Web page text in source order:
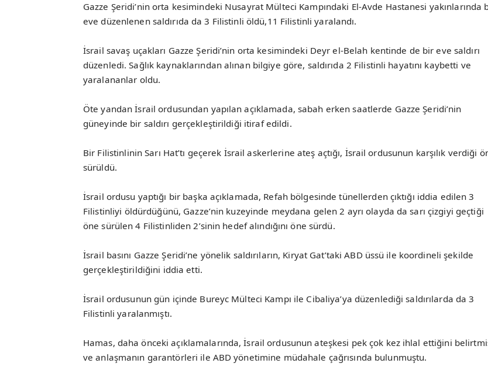
Gazze Şeridi’nin orta kesimindeki Nusayrat Mülteci Kampındaki El-Avde Hastanesi yakınlarında
eve düzenlenen saldırıda da 3 Filistinli öldü,11 Filistinli yaralandı.
İsrail savaş uçakları Gazze Şeridi’nin orta kesimindeki Deyr el-Belah kentinde de bir eve saldırı
düzenledi. Sağlık kaynaklarından alınan bilgiye göre, saldırıda 2 Filistinli hayatını kaybetti ve
yaralananlar oldu.
Öte yandan İsrail ordusundan yapılan açıklamada, sabah erken saatlerde Gazze Şeridi’nin
güneyinde bir saldırı gerçekleştirildiği itiraf edildi.
Bir Filistinlinin Sarı Hat’tı geçerek İsrail askerlerine ateş açtığı, İsrail ordusunun karşılık verdiği
sürüldü.
İsrail ordusu yaptığı bir başka açıklamada, Refah bölgesinde tünellerden çıktığı iddia edilen 3
Filistinliyi öldürdüğünü, Gazze’nin kuzeyinde meydana gelen 2 ayrı olayda da sarı çizgiyi geçtiği
öne sürülen 4 Filistinliden 2’sinin hedef alındığını öne sürdü.
İsrail basını Gazze Şeridi’ne yönelik saldırıların, Kiryat Gat’taki ABD üssü ile koordineli şekilde
gerçekleştirildiğini iddia etti.
İsrail ordusunun gün içinde Bureyc Mülteci Kampı ile Cibaliya’ya düzenlediği saldırılarda da 3
Filistinli yaralanmıştı.
Hamas, daha önceki açıklamalarında, İsrail ordusunun ateşkesi pek çok kez ihlal ettiğini
ve anlaşmanın garantörleri ile ABD yönetimine müdahale çağrısında bulunmuştu.